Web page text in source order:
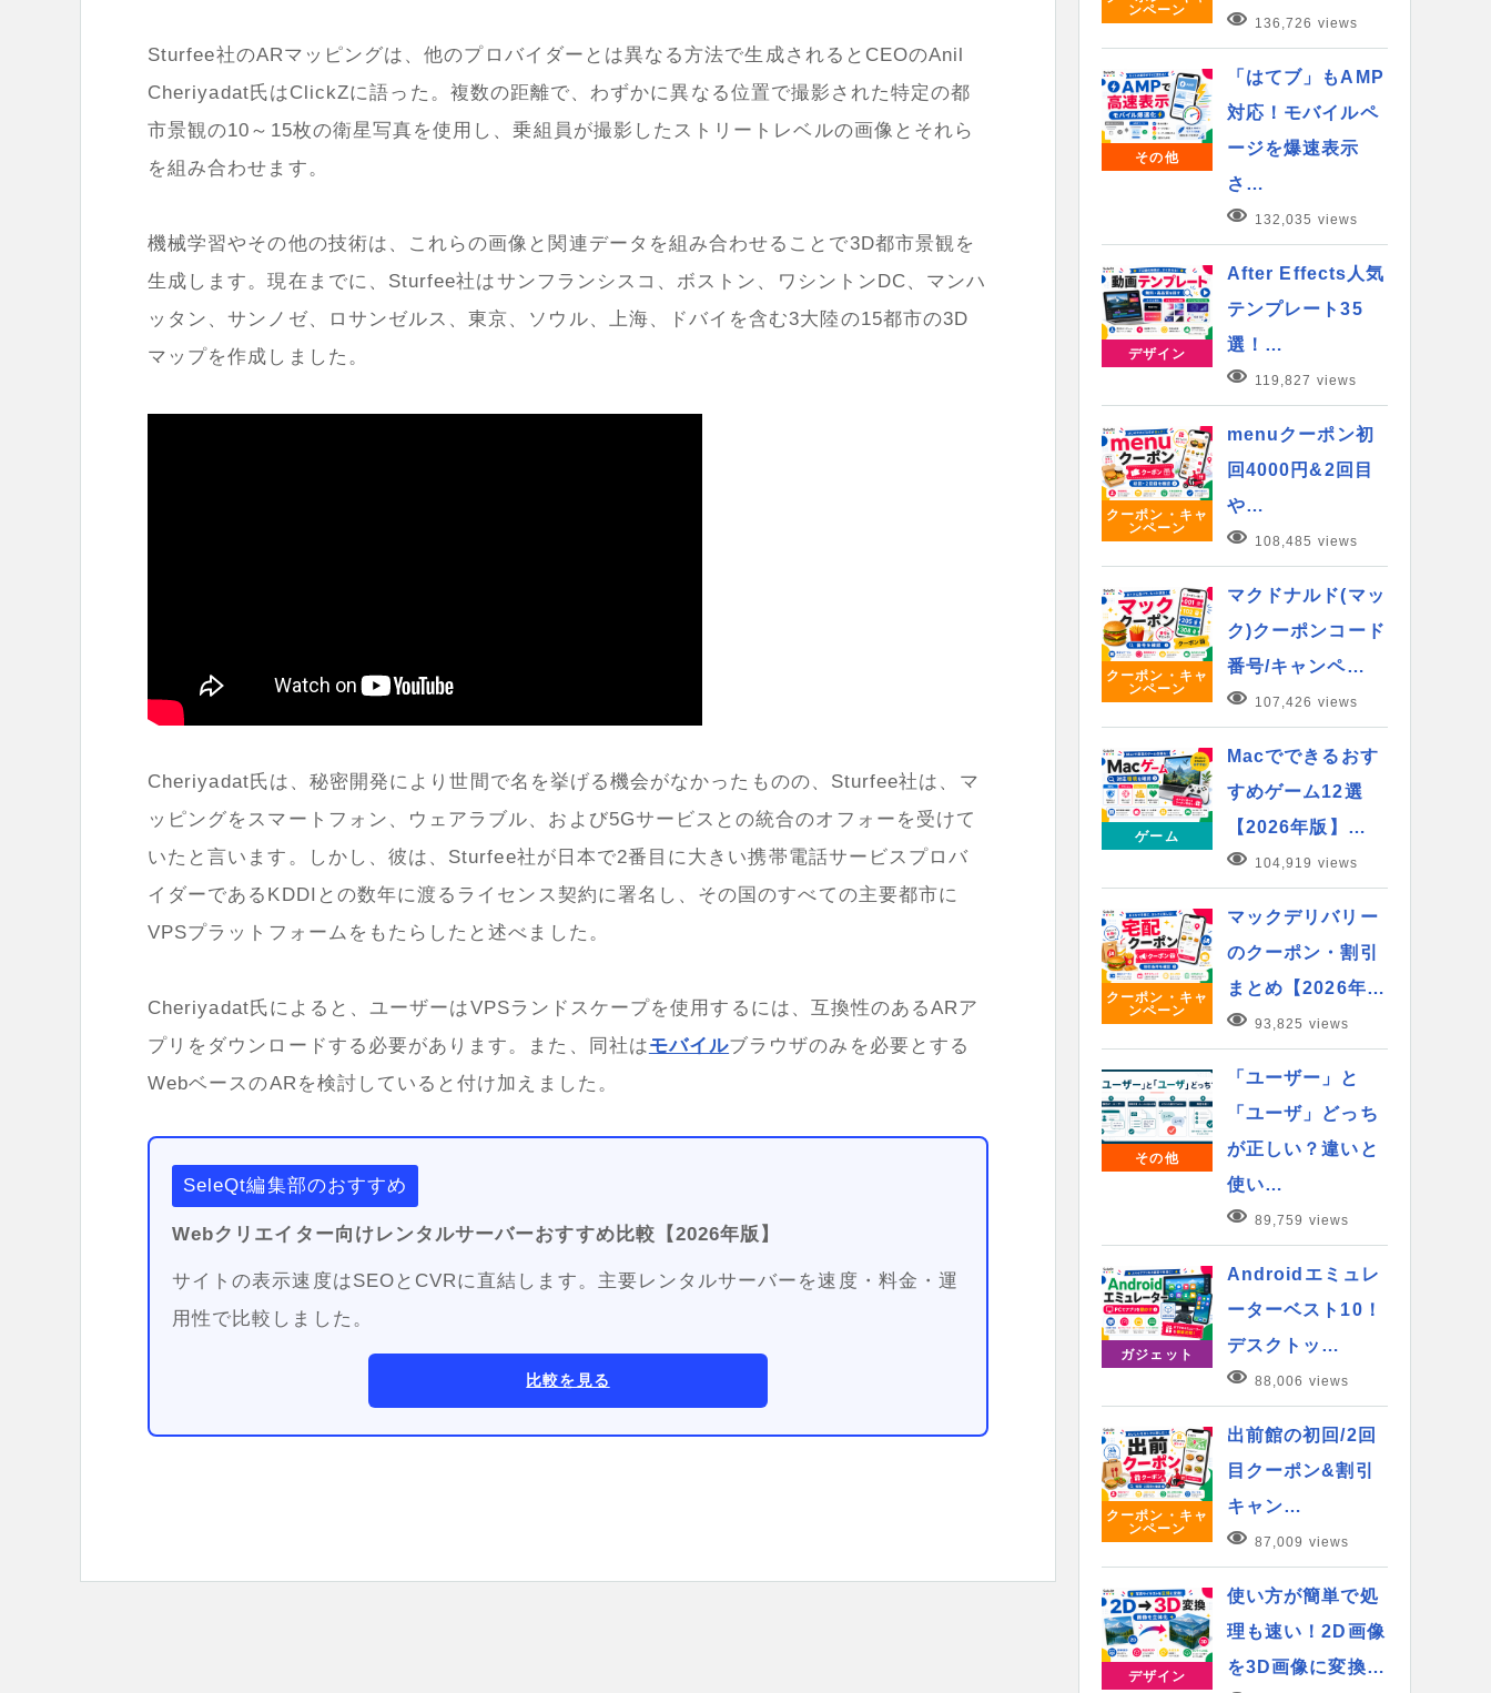
Sturfee社のARマッピングは、他のプロバイダーとは異なる方法で生成されると CEOのAnil
Cheriyadat氏はClickZに語った。複数の距離で、わずかに異なる位置で撮影された特定の都
市景観の10 ～ 15枚の衛星写真を使用し、乗組員が撮影したストリートレベルの画像とそれら
を組み合わせます。
機械学習やその他の技術は、これらの画像と関連データを組み合わせることで3D都市景観を
生成します。現在までに、 Sturfee社はサンフランシスコ、ボストン、ワシントン DC、マンハ
ッタン、サンノゼ、ロサンゼルス、東京、ソウル、上海、ドバイを含む3大陸の15都市の3D
マップを作成しました。
Cheriyadat氏は、秘密開発により世間で名を挙げる機会がなかったものの、 Sturfee社は、マ
ッピングをスマートフォン、ウェアラブル、および5Gサービスとの統合のオフォーを受けて
いたと言います。しかし、彼は、 Sturfee社が日本で2番目に大きい携帯電話サービスプロバ
イダーである KDDI との数年に渡るライセンス契約に署名し、その国のすべての主要都市に
VPSプラットフォームをもたらしたと述べました。
Cheriyadat氏によると、ユーザーはVPSランドスケープを使用するには、互換性のあるARア
プリをダウンロードする必要があります。また、同社はモバイルブラウザのみを必要とする
WebベースのARを検討していると付け加えました。
SeleQt編集部のおすすめ
Webクリエイター向けレンタルサーバーおすすめ比較【2026年版】
サイトの表示速度はSEOとCVRに直結します。主要レンタルサーバーを速度・料金・運
用性で比較しました。
比較を見る
ンペーン
136,726 views
その他
「はてブ」もAMP
対応！モバイルペ
ージを爆速表示
さ…
132,035 views
デザイン
After Effects人気
テンプレート35
選！…
119,827 views
クーポン・キャ
ンペーン
menuクーポン初
回4000円&2回目
や…
108,485 views
クーポン・キャ
ンペーン
マクドナルド(マッ
ク)クーポンコード
番号/キャンペ…
107,426 views
ゲーム
Macでできるおす
すめゲーム12選
【2026年版】…
104,919 views
クーポン・キャ
ンペーン
マックデリバリー
のクーポン・割引
まとめ【2026年…
93,825 views
その他
「ユーザー」と
「ユーザ」どっち
が正しい？違いと
使い…
89,759 views
ガジェット
Androidエミュレ
ーターベスト10！
デスクトッ…
88,006 views
クーポン・キャ
ンペーン
出前館の初回/2回
目クーポン&割引
キャン…
87,009 views
デザイン
使い方が簡単で処
理も速い！2D画像
を3D画像に変換…